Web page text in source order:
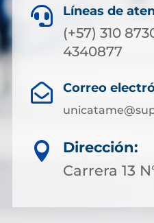
 Líneas de
(+57) 310
4340877
 Correo

Dirección:
Carrera 13